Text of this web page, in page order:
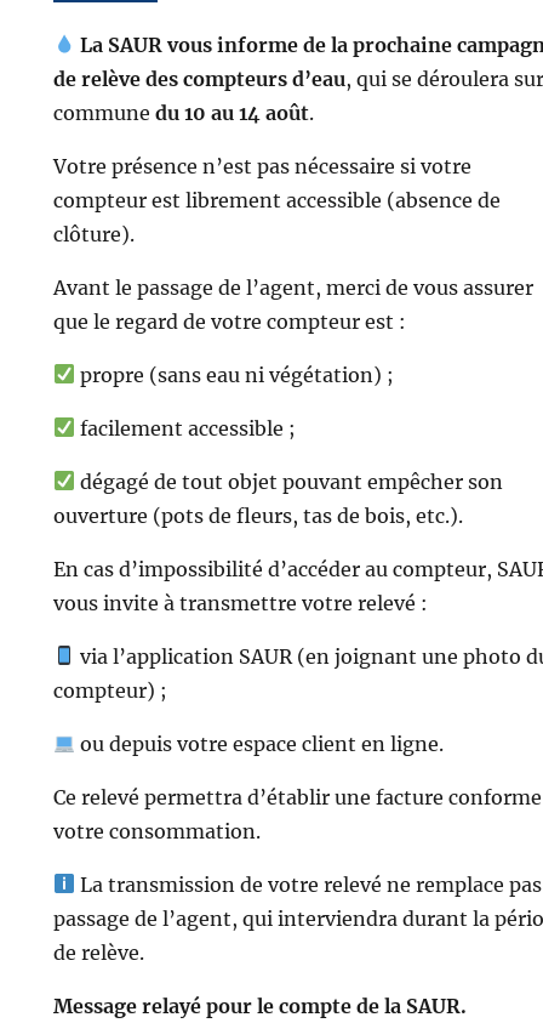
La SAUR vous informe de la prochaine
de relève des compteurs d’eau, qui se déroulera
commune du 10 au 14 août.
Votre présence n’est pas nécessaire si votre
compteur est librement accessible (absence de
clôture).
Avant le passage de l’agent, merci de vous assurer
que le regard de votre compteur est :
propre (sans eau ni végétation) ;
facilement accessible ;
dégagé de tout objet pouvant empêcher son
ouverture (pots de fleurs, tas de bois, etc.).
En cas d’impossibilité d’accéder au compteur,
vous invite à transmettre votre relevé :
via l’application SAUR (en joignant une photo
compteur) ;
ou depuis votre espace client en ligne.
Ce relevé permettra d’établir une facture
votre consommation.
La transmission de votre relevé ne remplace
passage de l’agent, qui interviendra durant la
de relève.
Message relayé pour le compte de la SAUR.